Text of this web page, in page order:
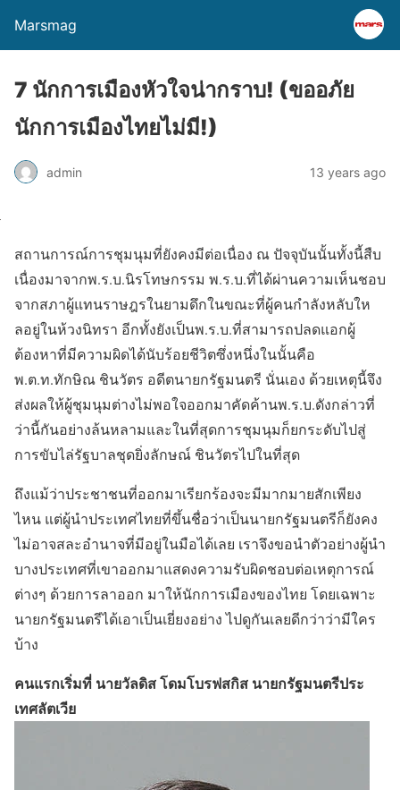
Marsmag
7 นักการเมืองหัวใจน่ากราบ! (ขออภัย
นักการเมืองไทยไม่มี!)
admin 13 years ago
สถานการณ์การชุมนุมที่ยังคงมีต่อเนื่อง ณ ปัจจุบันนั้นทั้งนี้สืบ
เนื่องมาจากพ.ร.บ.นิรโทษกรรม พ.ร.บ.ที่ได้ผ่านความเห็นชอบ
จากสภาผู้แทนราษฎรในยามดึกในขณะที่ผู้คนกำลังหลับให
ลอยู่ในห้วงนิทรา อีกทั้งยังเป็นพ.ร.บ.ที่สามารถปลดแอกผู้
ต้องหาที่มีความผิดได้นับร้อยชีวิตซึ่งหนึ่งในนั้นคือ
พ.ต.ท.ทักษิณ ชินวัตร อดีตนายกรัฐมนตรี นั่นเอง ด้วยเหตุนี้จึง
ส่งผลให้ผู้ชุมนุมต่างไม่พอใจออกมาคัดค้านพ.ร.บ.ดังกล่าวที่
ว่านี้กันอย่างล้นหลามและในที่สุดการชุมนุมก็ยกระดับไปสู่
การขับไล่รัฐบาลชุดยิ่งลักษณ์ ชินวัตรไปในที่สุด
ถึงแม้ว่าประชาชนที่ออกมาเรียกร้องจะมีมากมายสักเพียง
ไหน แต่ผู้นำประเทศไทยที่ขึ้นชื่อว่าเป็นนายกรัฐมนตรีก็ยังคง
ไม่อาจสละอำนาจที่มีอยู่ในมือได้เลย เราจึงขอนำตัวอย่างผู้นำ
บางประเทศที่เขาออกมาแสดงความรับผิดชอบต่อเหตุการณ์
ต่างๆ ด้วยการลาออก มาให้นักการเมืองของไทย โดยเฉพาะ
นายกรัฐมนตรีได้เอาเป็นเยี่ยงอย่าง ไปดูกันเลยดีกว่าว่ามีใคร
บ้าง
คนแรกเริ่มที่ นายวัลดิส โดมโบรฟสกิส นายกรัฐมนตรีประ
เทศลัตเวีย